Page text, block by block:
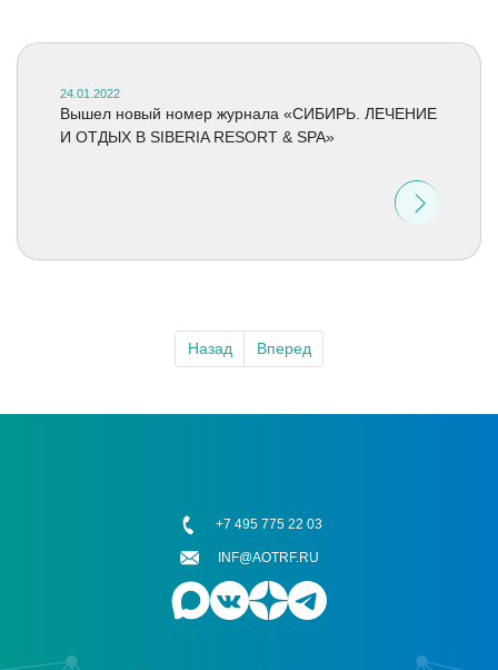
24.01.2022
Вышел новый номер журнала «СИБИРЬ. ЛЕЧЕНИЕ
И ОТДЫХ В SIBERIA RESORT & SPA»
Назад Вперед
+7 495 775 22 03
INF@AOTRF.RU